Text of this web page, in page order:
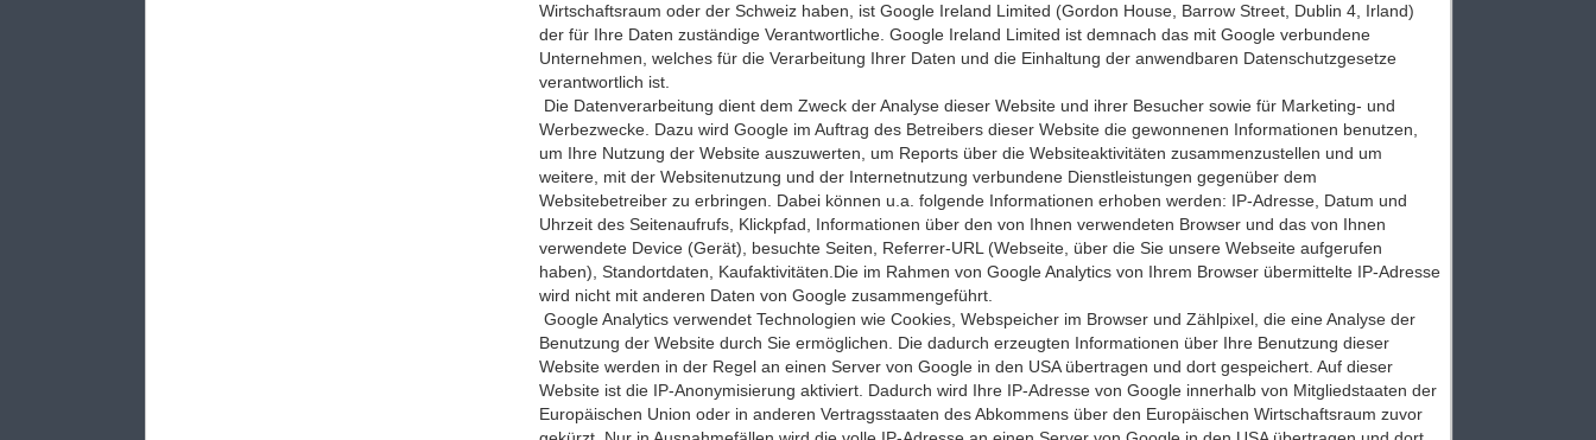
Wirtschaftsraum oder der Schweiz haben, ist Google Ireland Limited (Gordon House, Barrow Street, Dublin 4, Irland)
der für Ihre Daten zuständige Verantwortliche. Google Ireland Limited ist demnach das mit Google verbundene
Unternehmen, welches für die Verarbeitung Ihrer Daten und die Einhaltung der anwendbaren Datenschutzgesetze
verantwortlich ist.
Die Datenverarbeitung dient dem Zweck der Analyse dieser Website und ihrer Besucher sowie für Marketing- und
Werbezwecke. Dazu wird Google im Auftrag des Betreibers dieser Website die gewonnenen Informationen benutzen,
um Ihre Nutzung der Website auszuwerten, um Reports über die Websiteaktivitäten zusammenzustellen und um
weitere, mit der Websitenutzung und der Internetnutzung verbundene Dienstleistungen gegenüber dem
Websitebetreiber zu erbringen. Dabei können u.a. folgende Informationen erhoben werden: IP-Adresse, Datum und
Uhrzeit des Seitenaufrufs, Klickpfad, Informationen über den von Ihnen verwendeten Browser und das von Ihnen
verwendete Device (Gerät), besuchte Seiten, Referrer-URL (Webseite, über die Sie unsere Webseite aufgerufen
haben), Standortdaten, Kaufaktivitäten.Die im Rahmen von Google Analytics von Ihrem Browser übermittelte IP-Adresse
wird nicht mit anderen Daten von Google zusammengeführt.
Google Analytics verwendet Technologien wie Cookies, Webspeicher im Browser und Zählpixel, die eine Analyse der
Benutzung der Website durch Sie ermöglichen. Die dadurch erzeugten Informationen über Ihre Benutzung dieser
Website werden in der Regel an einen Server von Google in den USA übertragen und dort gespeichert. Auf dieser
Website ist die IP-Anonymisierung aktiviert. Dadurch wird Ihre IP-Adresse von Google innerhalb von Mitgliedstaaten der
Europäischen Union oder in anderen Vertragsstaaten des Abkommens über den Europäischen Wirtschaftsraum zuvor